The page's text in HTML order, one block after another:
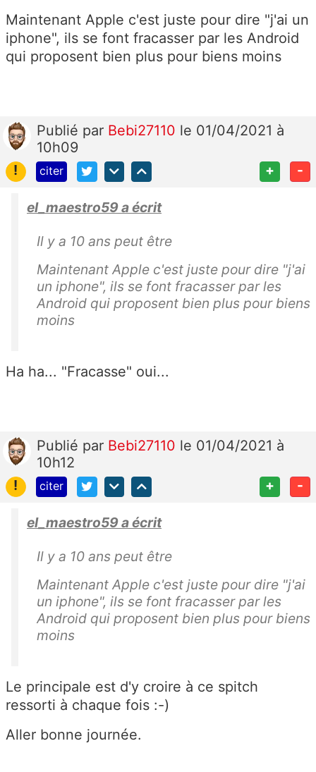
Maintenant Apple c'est juste pour dire "j'ai un
iphone", ils se font fracasser par les Android
qui proposent bien plus pour biens moins
Publié par Bebi27110 le 01/04/2021 à
10h09
!
citer + -
el_maestro59 a écrit
Il y a 10 ans peut être
Maintenant Apple c'est juste pour dire "j'ai
un iphone", ils se font fracasser par les
Android qui proposent bien plus pour biens
moins
Ha ha... "Fracasse" oui...
Publié par Bebi27110 le 01/04/2021 à
10h12
!
citer + -
el_maestro59 a écrit
Il y a 10 ans peut être
Maintenant Apple c'est juste pour dire "j'ai
un iphone", ils se font fracasser par les
Android qui proposent bien plus pour biens
moins
Le principale est d'y croire à ce spitch
ressorti à chaque fois :-)
Aller bonne journée.